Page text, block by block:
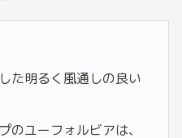
た明るく風通しの良い
のユーフォルビアは、